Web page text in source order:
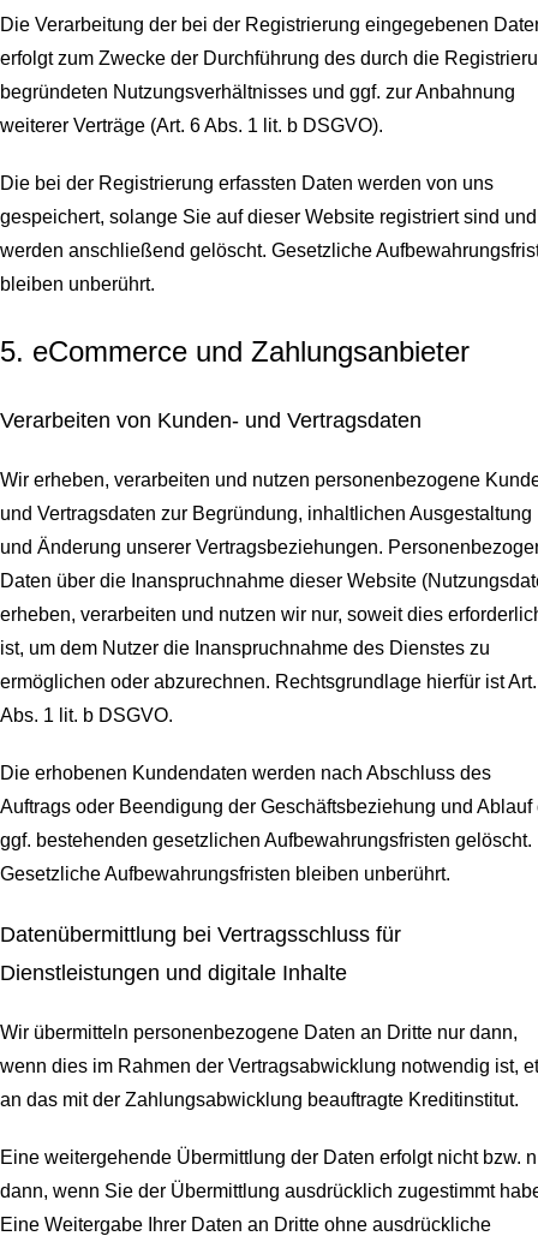
Die Verarbeitung der bei der Registrierung eingegebenen
erfolgt zum Zwecke der Durchführung des durch die
begründeten Nutzungsverhältnisses und ggf. zur Anbahnung
weiterer Verträge (Art. 6 Abs. 1 lit. b DSGVO).
Die bei der Registrierung erfassten Daten werden von uns
gespeichert, solange Sie auf dieser Website registriert sind und
werden anschließend gelöscht. Gesetzliche
bleiben unberührt.
5. eCommerce und Zahlungs­anbieter
Verarbeiten von Kunden- und Vertragsdaten
Wir erheben, verarbeiten und nutzen personenbezogene
und Vertragsdaten zur Begründung, inhaltlichen Ausgestaltung
und Änderung unserer Vertragsbeziehungen.
Daten über die Inanspruchnahme dieser Website
erheben, verarbeiten und nutzen wir nur, soweit dies
ist, um dem Nutzer die Inanspruchnahme des Dienstes zu
ermöglichen oder abzurechnen. Rechtsgrundlage hierfür ist
Abs. 1 lit. b DSGVO.
Die erhobenen Kundendaten werden nach Abschluss des
Auftrags oder Beendigung der Geschäftsbeziehung und Ablauf
ggf. bestehenden gesetzlichen Aufbewahrungsfristen gelöscht.
Gesetzliche Aufbewahrungsfristen bleiben unberührt.
Daten­übermittlung bei Vertragsschluss für
Dienstleistungen und digitale Inhalte
Wir übermitteln personenbezogene Daten an Dritte nur dann,
wenn dies im Rahmen der Vertragsabwicklung notwendig ist,
an das mit der Zahlungsabwicklung beauftragte Kreditinstitut.
Eine weitergehende Übermittlung der Daten erfolgt nicht bzw.
dann, wenn Sie der Übermittlung ausdrücklich zugestimmt
Eine Weitergabe Ihrer Daten an Dritte ohne ausdrückliche